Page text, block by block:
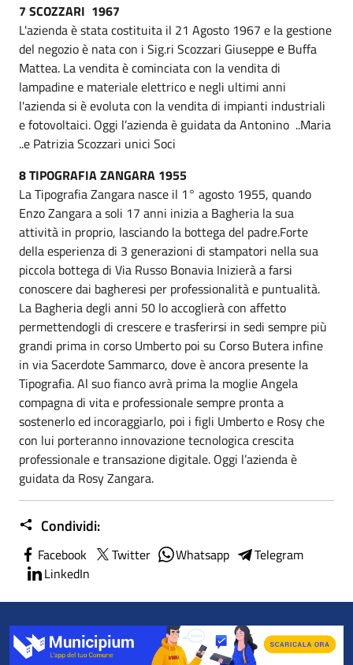
7 SCOZZARI 1967
L'azienda è stata costituita il 21 Agosto 1967 e la gestione
del negozio è nata con i Sig.ri Scozzari Giuseppе е Buffa
Mattea. La vendita è cominciata con la vendita di
lampadine e materiale elettrico e negli ultimi anni
l'azienda si è evoluta con la vendita di impianti industriali
e fotovoltaici. Oggi l’azienda è guidata da Antonino ..Maria
..e Patrizia Scozzari unici Soci
8 TIPOGRAFIA ZANGARA 1955
La Tipografia Zangara nasce il 1° agosto 1955, quando
Enzo Zangara a soli 17 anni inizia a Bagheria la sua
attività in proprio, lasciando la bottega del padre.Forte
della esperienza di 3 generazioni di stampatori nella sua
piccola bottega di Via Russo Bonavia Inizierà a farsi
conoscere dai bagheresi per professionalità e puntualità.
La Bagheria degli anni 50 lo accoglierà con affetto
permettendogli di crescere e trasferirsi in sedi sempre più
grandi prima in corso Umberto poi su Corso Butera infine
in via Sacerdote Sammarco, dove è ancora presente la
Tipografia. Al suo fianco avrà prima la moglie Angela
compagna di vita e professionale sempre pronta a
sostenerlo ed incoraggiarlo, poi i figli Umberto e Rosy che
con lui porteranno innovazione tecnologica crescita
professionale e transazione digitale. Oggi l’azienda è
guidata da Rosy Zangara.
Condividi:
Facebook Twitter Whatsapp
Telegram
LinkedIn